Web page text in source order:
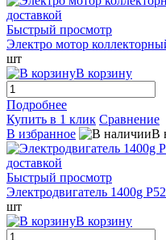
Быстрый просмотр
Электро мотор
шт
В корзину
Подробнее
Купить в 1 клик Сравнение
В избранное
В
Быстрый просмотр
Электродвигатель 1400g
шт
В корзину